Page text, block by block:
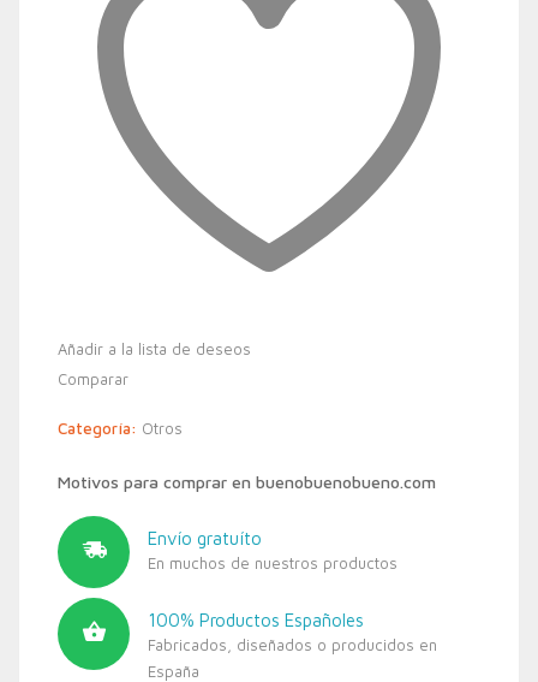
Añadir a la lista de deseos
Comparar
Categoría: Otros
Motivos para comprar en buenobuenobueno.com
Envío gratuíto
En muchos de nuestros productos
100% Productos Españoles
Fabricados, diseñados o producidos en
España